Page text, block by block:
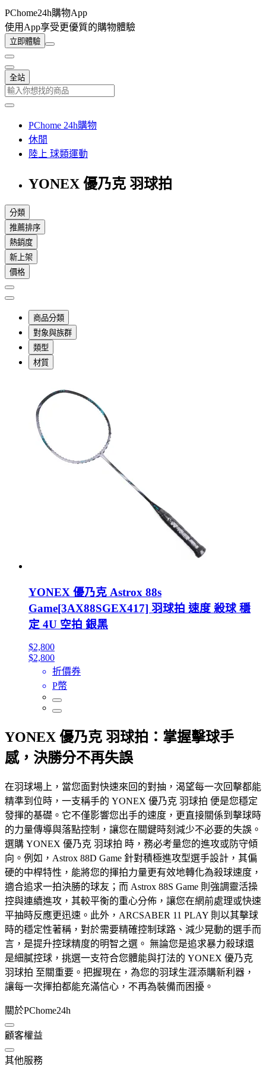
PChome24h購物App
使用App享受更優質的購物體驗
立即體驗
全站
PChome 24h購物
休閒
陸上 球類運動
YONEX 優乃克 羽球拍
分類
推薦排序
熱銷度
新上架
價格
商品分類
對象與族群
類型
材質
YONEX 優乃克 Astrox 88s
Game[3AX88SGEX417] 羽球拍 速度 殺球 穩
定 4U 空拍 銀黑
$2,800
$2,800
折價券
P幣
YONEX 優乃克 羽球拍：掌握擊球手
感，決勝分不再失誤
在羽球場上，當您面對快速來回的對抽，渴望每一次回擊都能
精準到位時，一支稱手的 YONEX 優乃克 羽球拍 便是您穩定
發揮的基礎。它不僅影響您出手的速度，更直接關係到擊球時
的力量傳導與落點控制，讓您在關鍵時刻減少不必要的失誤。
選購 YONEX 優乃克 羽球拍 時，務必考量您的進攻或防守傾
向。例如，Astrox 88D Game 針對積極進攻型選手設計，其偏
硬的中桿特性，能將您的揮拍力量更有效地轉化為殺球速度，
適合追求一拍決勝的球友；而 Astrox 88S Game 則強調靈活操
控與連續進攻，其較平衡的重心分佈，讓您在網前處理或快速
平抽時反應更迅速。此外，ARCSABER 11 PLAY 則以其擊球
時的穩定性著稱，對於需要精確控制球路、減少晃動的選手而
言，是提升控球精度的明智之選。 無論您是追求暴力殺球還
是細膩控球，挑選一支符合您體能與打法的 YONEX 優乃克
羽球拍 至關重要。把握現在，為您的羽球生涯添購新利器，
讓每一次揮拍都能充滿信心，不再為裝備而困擾。
關於PChome24h
顧客權益
其他服務